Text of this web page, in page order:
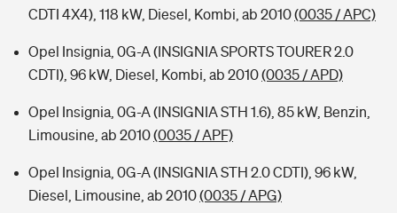
CDTI 4X4), 118 kW, Diesel, Kombi, ab 2010(0035 / APC)
Opel Insignia, 0G-A (INSIGNIA SPORTS TOURER 2.0
CDTI), 96 kW, Diesel, Kombi, ab 2010(0035 / APD)
Opel Insignia, 0G-A (INSIGNIA STH 1.6), 85 kW, Benzin,
Limousine, ab 2010(0035 / APF)
Opel Insignia, 0G-A (INSIGNIA STH 2.0 CDTI), 96 kW,
Diesel, Limousine, ab 2010(0035 / APG)